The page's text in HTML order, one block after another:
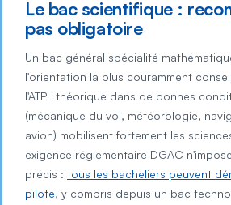
Le bac scientifique :
pas obligatoire
Un bac général spécialité
l'orientation la plus couramment
l'ATPL théorique dans de bonnes
(mécanique du vol, météorologie,
avion) mobilisent fortement les
exigence réglementaire DGAC
précis : tous les bacheliers peuvent
pilote, y compris depuis un bac